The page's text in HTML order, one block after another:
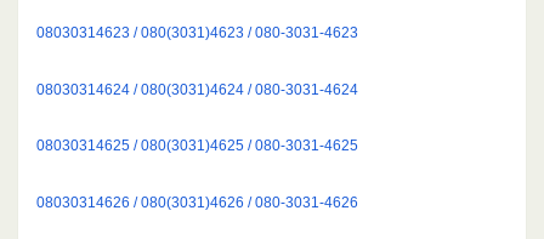
08030314623 / 080(3031)4623 / 080-3031-4623
08030314624 / 080(3031)4624 / 080-3031-4624
08030314625 / 080(3031)4625 / 080-3031-4625
08030314626 / 080(3031)4626 / 080-3031-4626